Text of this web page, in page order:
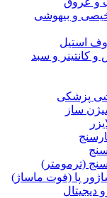
و بیهوشی
استیل
و کانتینر و سبد
پزشکی
ساز
(ترمومتر)
پا (فوت ماساژ)
دیجیتال